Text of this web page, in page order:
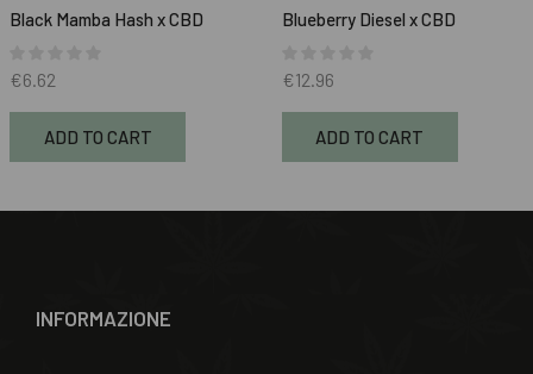
Black Mamba Hash x CBD
€6.62
ADD TO CART
Blueberry Diesel x CBD
€12.96
ADD TO CART
INFORMAZIONE